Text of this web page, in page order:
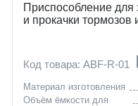
Приспособление для
и прокачки
Код товара: ABF-R-01
Материал изготовления
Объём ёмкости для